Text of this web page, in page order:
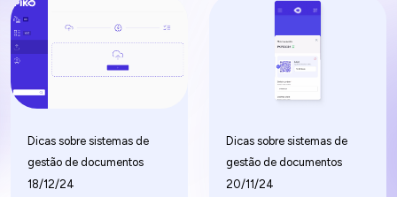
colaboração e
aumente a eficiência
com software
especializado.
melhorando a
compreender as
etapas do ciclo de
vida de um
documento e
implementar as
melhorar os seus
processos
documentais e reduzir
o risco de perda de
Dicas sobre sistemas de
gestão de documentos
18/12/24
Dicas sobre sistemas de
gestão de documentos
20/11/24